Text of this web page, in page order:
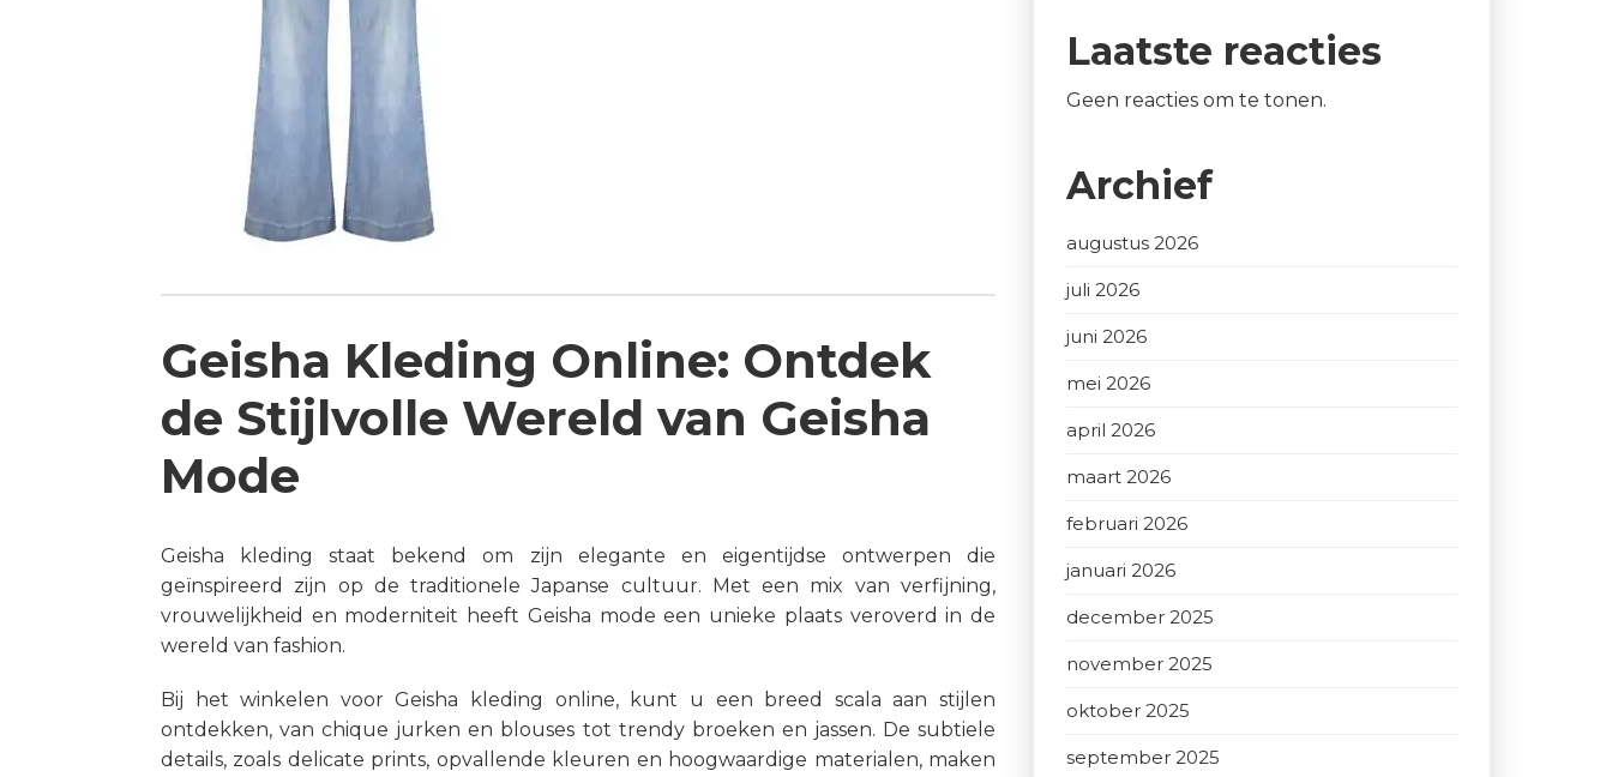
Geisha Kleding Online: Ontdek
de Stijlvolle Wereld van Geisha
Mode
Geisha kleding staat bekend om zijn elegante en eigentijdse ontwerpen die
geïnspireerd zijn op de traditionele Japanse cultuur. Met een mix van verfijning,
vrouwelijkheid en moderniteit heeft Geisha mode een unieke plaats veroverd in de
wereld van fashion.
Bij het winkelen voor Geisha kleding online, kunt u een breed scala aan stijlen
ontdekken, van chique jurken en blouses tot trendy broeken en jassen. De subtiele
details, zoals delicate prints, opvallende kleuren en hoogwaardige materialen, maken
Laatste reacties
Geen reacties om te tonen.
Archief
augustus 2026
juli 2026
juni 2026
mei 2026
april 2026
maart 2026
februari 2026
januari 2026
december 2025
november 2025
oktober 2025
september 2025